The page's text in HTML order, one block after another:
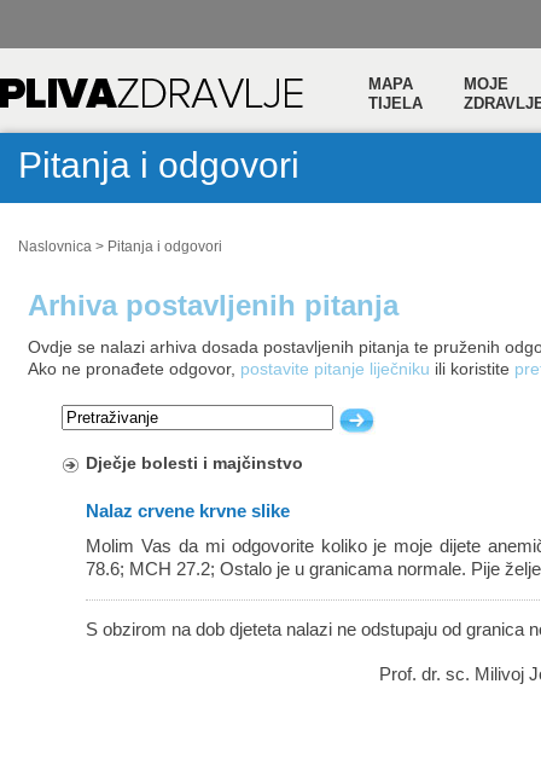
MAPA
TIJELA
MOJE
Pitanja i odgovori
Naslovnica > Pitanja i odgovori
Arhiva postavljenih pitanja
Ovdje se nalazi arhiva dosada postavljenih pitanja te pruženih
Ako ne pronađete odgovor, postavite pitanje liječniku ili koristite
Dječje bolesti i majčinstvo
Nalaz crvene krvne slike
Molim Vas da mi odgovorite koliko je moje dijete
78.6; MCH 27.2; Ostalo je u granicama normale. Pije
S obzirom na dob djeteta nalazi ne odstupaju od granica
Prof. dr. sc. Milivoj